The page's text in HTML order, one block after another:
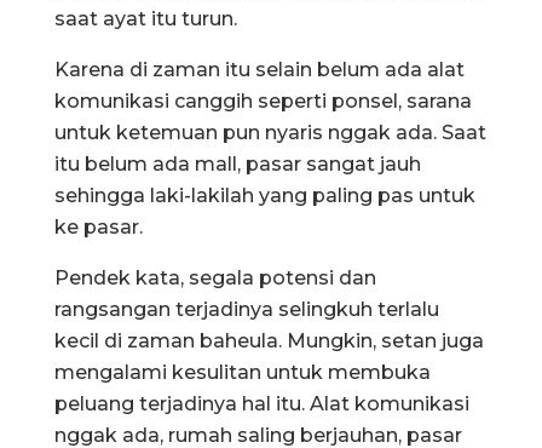
saat ayat itu turun.
Karena di zaman itu selain belum ada alat
komunikasi canggih seperti ponsel, sarana
untuk ketemuan pun nyaris nggak ada. Saat
itu belum ada mall, pasar sangat jauh
sehingga laki-lakilah yang paling pas untuk
ke pasar.
Pendek kata, segala potensi dan
rangsangan terjadinya selingkuh terlalu
kecil di zaman baheula. Mungkin, setan juga
mengalami kesulitan untuk membuka
peluang terjadinya hal itu. Alat komunikasi
nggak ada, rumah saling berjauhan, pasar